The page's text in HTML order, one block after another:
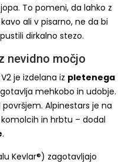
To pomeni, da lahko z
ali v pisarno, ne da bi
dirkalno stezo.
nevidno močjo
je izdelana iz pletenega
mehkobo in udobje.
Alpinestars je na
in hrbtu – dodal
.
Kevlar®) zagotavljajo